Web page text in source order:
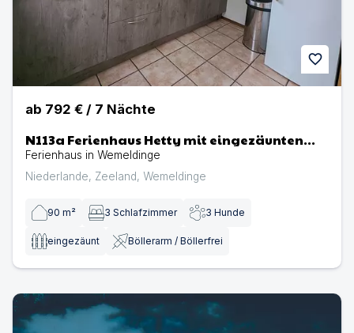
favorite
ab 792 € / 7 Nächte
N113a Ferienhaus Hetty mit eingezäunten
Garten, fußläufig zum Strand in Holland
Ferienhaus in Wemeldinge
Niederlande, Zeeland, Wemeldinge
90 m² 3 Schlafzimmer 3 Hunde
eingezäunt Böllerarm / Böllerfrei
Hausboot Royale Mystique A mit Hund in den